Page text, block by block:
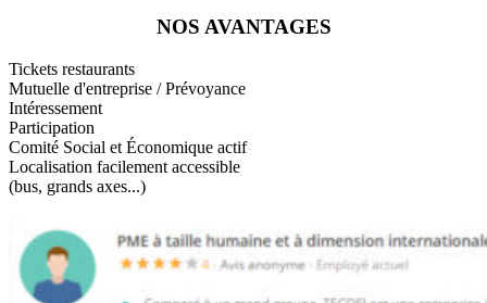
NOS AVANTAGES
Tickets restaurants
Mutuelle d'entreprise / Prévoyance
Intéressement
Participation
Comité Social et Économique actif
Localisation facilement accessible
(bus, grands axes...)